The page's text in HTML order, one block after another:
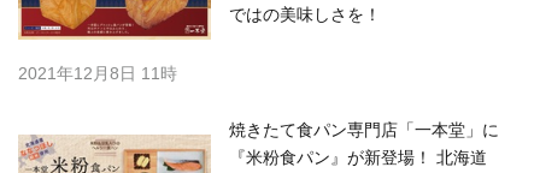
ではの美味しさを！
2021年12月8日 11時
焼きたて食パン専門店「一本堂」に
『米粉食パン』が新登場！ 北海道